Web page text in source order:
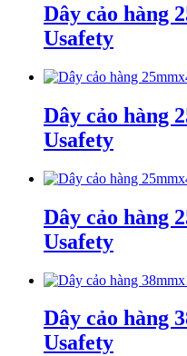
Dây cảo hàng
Usafety
Dây cảo hàng
Usafety
Dây cảo hàng
Usafety
Dây cảo hàng
Usafety